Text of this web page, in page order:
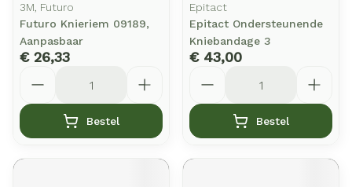
3M, Futuro
Futuro Knieriem 09189,
Aanpasbaar
€ 26,33
Bestel
Epitact
Epitact Ondersteunende
Kniebandage 3
€ 43,00
Bestel